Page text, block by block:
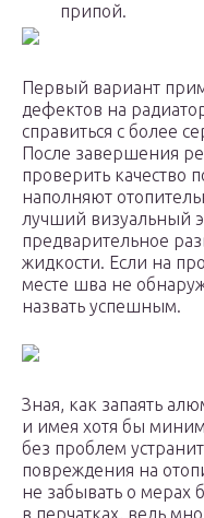
припой.
Первый вариант
дефектов на
справиться с более
После завершения
проверить качество
наполняют
лучший визуальный
предварительное
жидкости. Если на
месте шва не
назвать успешным.
Зная, как запаять
и имея хотя бы
без проблем
повреждения на
не забывать о мерах
в перчатках, ведь